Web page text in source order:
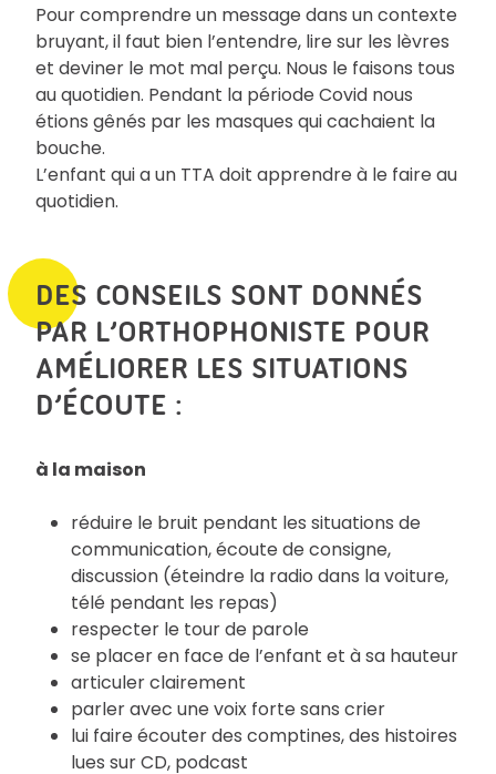
Pour comprendre un message dans un contexte
bruyant, il faut bien l’entendre, lire sur les lèvres
et deviner le mot mal perçu. Nous le faisons tous
au quotidien. Pendant la période Covid nous
étions gênés par les masques qui cachaient la
bouche.
L’enfant qui a un TTA doit apprendre à le faire au
quotidien.
DES CONSEILS SONT DONNÉS
PAR L’ORTHOPHONISTE POUR
AMÉLIORER LES SITUATIONS
D’ÉCOUTE :
à la maison
réduire le bruit pendant les situations de
communication, écoute de consigne,
discussion (éteindre la radio dans la voiture,
télé pendant les repas)
respecter le tour de parole
se placer en face de l’enfant et à sa hauteur
articuler clairement
parler avec une voix forte sans crier
lui faire écouter des comptines, des histoires
lues sur CD, podcast